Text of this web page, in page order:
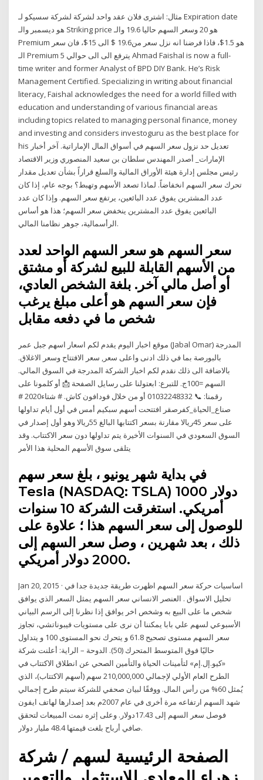
مثال: اشترى فلان عقد واحد لشركة لشركة سسيكو لـ Expiration date
هو ديسمبر والـ Striking price هو 20 وسعر السهم حاليا 19.6 والـ
Premium هو 1.5$، فاذا فرضنا انه نزل سعر من19.6 $ الى 15$، فان سعر
الـ Premium يترفع الى الى حوالي 5 Ahmad Faishal is now a full-
time writer and former Analyst of BPD DIY Bank. He’s Risk
Management Certified. Specializing in writing about financial
literacy, Faishal acknowledges the need for a world filled with
education and understanding of various financial areas
including topics related to managing personal finance, money
and investing and considers investoguru as the best place for
his تعديل حد نزول سعر السهم في أسواق المال الإماراتية. آخر أخبار
الإمارات_ أصدر المهندس سلطان بن سعيد المنصوري وزير الاقتصاد
رئيس مجلس إدارة هيئة الأوراق المالية والسلع قراراً بشأن تعديل مقدار
تحرك سعر السهم انخفاضاً. لماذا تصعد الأسهم وتهبط؟ بوجه عام، إذا كان
عدد المشترين يفوق عدد البائعين، يرتفع سعر السهم. وإذا كان عدد
البائعين يفوق عدد المشترين ينخفض سعر السهم؛ هذا هو أساس
الرأسمالية، جوهر نظامنا المالي.
سعر السهم هو سعر السهم الواحد لعدد
من الأسهم القابلة للبيع لشركة أو مشتق
أو أصل مالي آخر. بلغة الشخص العادي،
فإن سعر السهم هو أعلى مبلغ يرغب
موقع اخبار اليوم يقدم لكم اسعار اسهم جبل عمر (Jabal Omar) المدرجة
بالبورصة بما في ذلك ادنى واعلى سعر, سعر الافتتاح وسعر الاغلاق.
بالاضافة الى ذلك نقدم لكم اخبار الشركة المدرجة في السوق المالي.
السهم =100ج. للتبرع: ابعتولنا على رسايل الصفحة 📩 أو كلمونا على
رقمنا: 📞 01032248332 أو من خلال فودافون كاش. # شتاء2020 #
صناع_الحياة_كفرصقر افتتحت أسهم سبكيم أمس في أول أيام تداولها
على سعر 45ريالا مقارنة بسعر اكتتابها البالغ 55ريالا وهو أول إصدار في
السوق السعودي في السنوات الأخيرة يتم تداولها دون سعر الاكتتاب. وقد
يتلقى سوق الأسهم المحلية هذا الأمر
في بداية شهر يونيو ، بلغ سعر سهم
Tesla (NASDAQ: TSLA) 1000 دولار
أمريكي. استغرقت الشركة 10 سنوات
للوصول إلى سعر السهم هذا ؛ علاوة على
ذلك ، بعد شهرين ، وصل سعر السهم إلى
2000 دولار أمريكي.
Jan 20, 2015 · اساسيات حركة سعر السهم اظهرت طريقة جديدة جدا في
تحليل الاسواق . العنصر الانساني سعر السهم يمثل السعر الذي يوافق
شخص ما على البيع به وشخص اخر يوافق إذا نظرنا إلى الرسم البياني
الأسبوعي لسهم علي بابا يمكننا أن نرى على مستويات فيبوناتشي، تجاوز
سعر السهم مستوى تصحيح 61.8 و يتحرك نحو المستوى 100 و يتداول
حاليًا فوق المتوسط المتحرك (50). الدوحة – الراية: أعلنت شركة
«كيو.إل.إم» لتأمينات الحياة والتأمين الصحي عن انطلاق الاكتتاب في
الطرح العام الأولي لإجمالي 210,000,000 سهم (أسهم الاكتتاب)، الذي
يُمثل 60% من رأس المال. ووفقًا لبيان صحفي للشركة سيتم طرح إجمالي
شهد السهم ارتفاعه مرة أخرى في عام 2007م بعد إصدارها لهاتف ايفون
فوصل سعر السهم إلى 17.43دولار. وعلى إثره نمت المبيعات لتحقق
صافي أرباح بلغت قيمتها 48.4 مليار دولار.
الصفحة الرئيسية لسهم / شركة